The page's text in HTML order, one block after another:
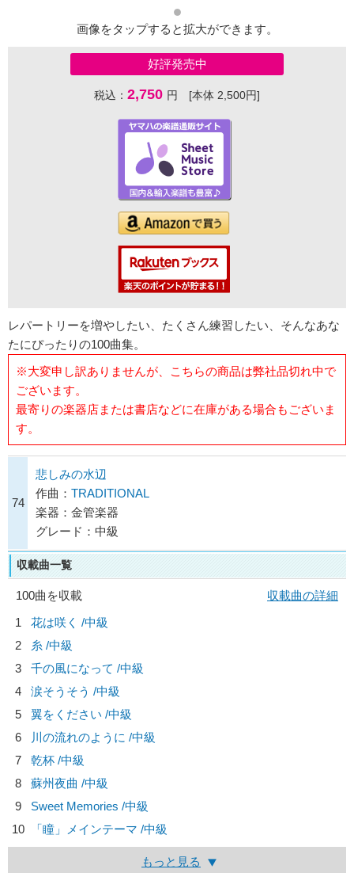
画像をタップすると拡大ができます。
好評発売中
税込： 2,750 円 [本体 2,500円]
レパートリーを増やしたい、たくさん練習したい、そんなあな
たにぴったりの100曲集。
※大変申し訳ありませんが、こちらの商品は弊社品切れ中で
ございます。
最寄りの楽器店または書店などに在庫がある場合もございま
す。
74
悲しみの水辺
作曲： TRADITIONAL
楽器：金管楽器
グレード：中級
収載曲一覧
100曲を収載
収載曲の詳細
1
花は咲く /中級
2
糸 /中級
3
千の風になって /中級
4
涙そうそう /中級
5
翼をください /中級
6
川の流れのように /中級
7
乾杯 /中級
8
蘇州夜曲 /中級
9
Sweet Memories /中級
10
「瞳」メインテーマ /中級
もっと見る